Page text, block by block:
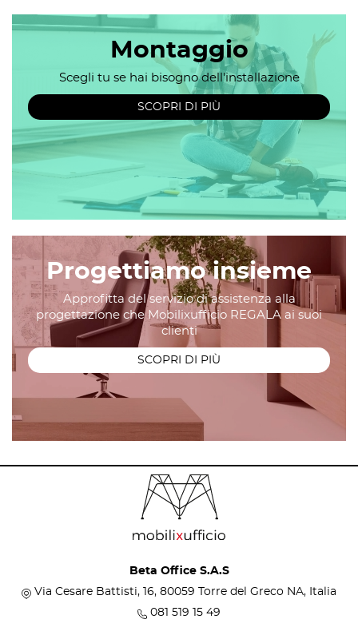
Montaggio
Scegli tu se hai bisogno dell'installazione
SCOPRI DI PIÙ
Progettiamo insieme
Approfitta del servizio di assistenza alla
progettazione che Mobilixufficio REGALA ai suoi
clienti
SCOPRI DI PIÙ
Beta Office S.A.S
Via Cesare Battisti, 16, 80059 Torre del Greco NA, Italia
081 519 15 49